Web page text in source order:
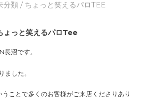
分類 / ちょっと笑えるパロTEE
ょっと笑えるパロTee
沼です。
ました。
ことで多くのお客様がご来店くださりあり